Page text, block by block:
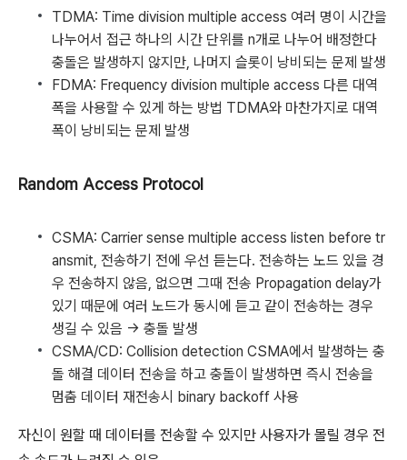
TDMA: Time division multiple access 여러 명이 시간을
나누어서 접근 하나의 시간 단위를 n개로 나누어 배정한다
충돌은 발생하지 않지만, 나머지 슬롯이 낭비되는 문제 발생
FDMA: Frequency division multiple access 다른 대역
폭을 사용할 수 있게 하는 방법 TDMA와 마찬가지로 대역
폭이 낭비되는 문제 발생
Random Access Protocol
CSMA: Carrier sense multiple access listen before tr
ansmit, 전송하기 전에 우선 듣는다. 전송하는 노드 있을 경
우 전송하지 않음, 없으면 그때 전송 Propagation delay가
있기 때문에 여러 노드가 동시에 듣고 같이 전송하는 경우
생길 수 있음 → 충돌 발생
CSMA/CD: Collision detection CSMA에서 발생하는 충
돌 해결 데이터 전송을 하고 충돌이 발생하면 즉시 전송을
멈춤 데이터 재전송시 binary backoff 사용
자신이 원할 때 데이터를 전송할 수 있지만 사용자가 몰릴 경우 전